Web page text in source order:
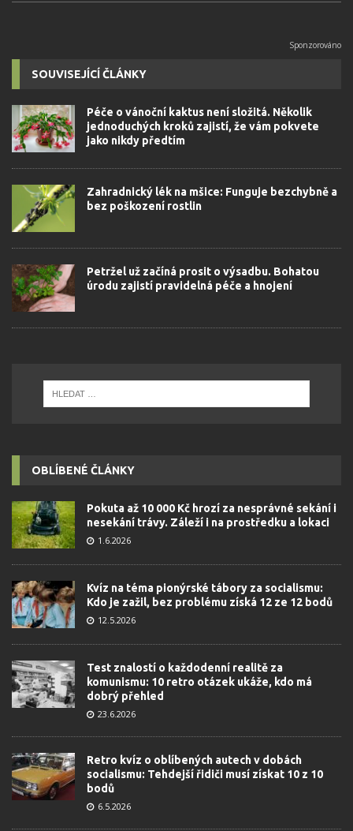
SOUVISEJÍCÍ ČLÁNKY
Péče o vánoční kaktus není složitá. Několik
jednoduchých kroků zajistí, že vám pokvete
jako nikdy předtím
Zahradnický lék na mšice: Funguje bezchybně a
bez poškození rostlin
Petržel už začíná prosit o výsadbu. Bohatou
úrodu zajistí pravidelná péče a hnojení
OBLÍBENÉ ČLÁNKY
Pokuta až 10 000 Kč hrozí za nesprávné sekání i
nesekání trávy. Záleží i na prostředku a lokaci
1.6.2026
Kvíz na téma pionýrské tábory za socialismu:
Kdo je zažil, bez problému získá 12 ze 12 bodů
12.5.2026
Test znalostí o každodenní realitě za
komunismu: 10 retro otázek ukáže, kdo má
dobrý přehled
23.6.2026
Retro kvíz o oblíbených autech v dobách
socialismu: Tehdejší řidiči musí získat 10 z 10
bodů
6.5.2026